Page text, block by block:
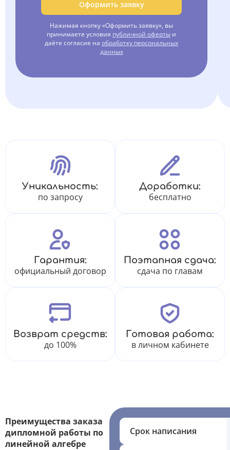
Оформить заявку
Нажимая кнопку «Оформить заявку», вы
принимаете условия публичной оферты и
даёте согласие на обработку персональных
данных
Уникальность:
по запросу
Доработки:
бесплатно
Гарантия:
официальный договор
Поэтапная сдача:
сдача по главам
Возврат средств:
до 100%
Готовая работа:
в личном кабинете
Преимущества заказа
дипломной работы по
линейной алгебре
Срок написания